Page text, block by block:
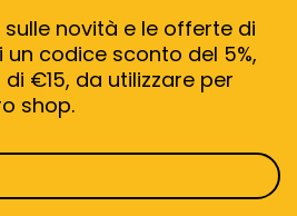
novità e le offerte di
un codice sconto del 5%,
€15, da utilizzare per
shop.